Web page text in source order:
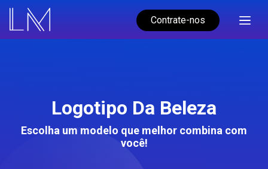
Contrate-nos
Logotipo Da Beleza
Escolha um modelo que melhor combina com
você!